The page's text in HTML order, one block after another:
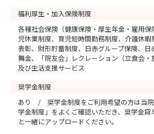
福利厚生・加入保険制度
各種社会保険（健康保険・厚生年金・雇用
児休業制度、育児短時間勤務制度、介護休
表彰、財形貯蓄制度、日赤グループ保険、日
舞金、「院友会」レクレーション（立食会
及び生活支援サービス
奨学金制度
あり / 奨学金制度をご利用希望の方は当院
学金制度」をよくご確認いただき、奨学金
と一緒にアップロードください。